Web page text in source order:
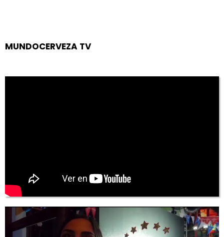
MUNDOCERVEZA TV